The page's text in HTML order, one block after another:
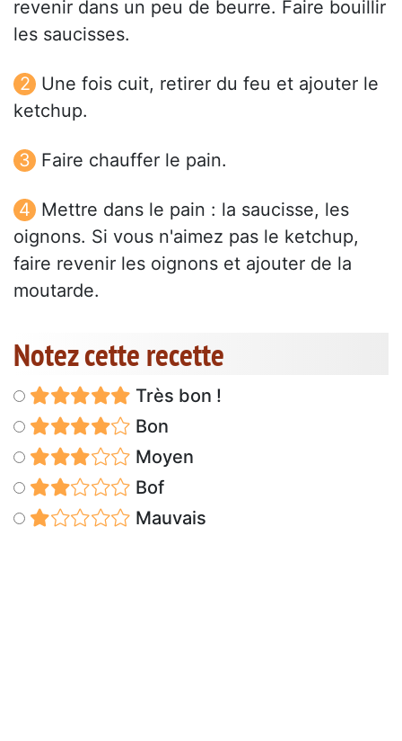
revenir dans un peu de beurre. Faire bouillir
les saucisses.
Une fois cuit, retirer du feu et ajouter le
ketchup.
Faire chauffer le pain.
Mettre dans le pain : la saucisse, les
oignons. Si vous n'aimez pas le ketchup,
faire revenir les oignons et ajouter de la
moutarde.
Notez cette recette
Très bon !
Bon
Moyen
Bof
Mauvais